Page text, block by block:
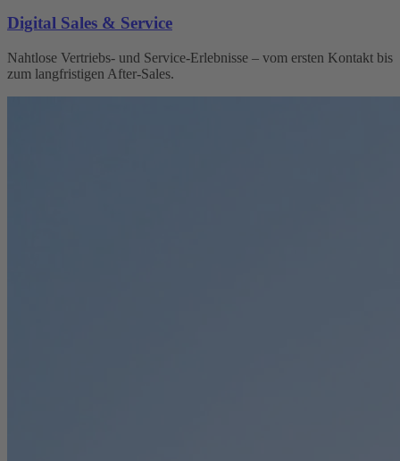
Digital Sales & Service
Nahtlose Vertriebs- und Service-Erlebnisse – vom ersten Kontakt bis
zum langfristigen After-Sales.